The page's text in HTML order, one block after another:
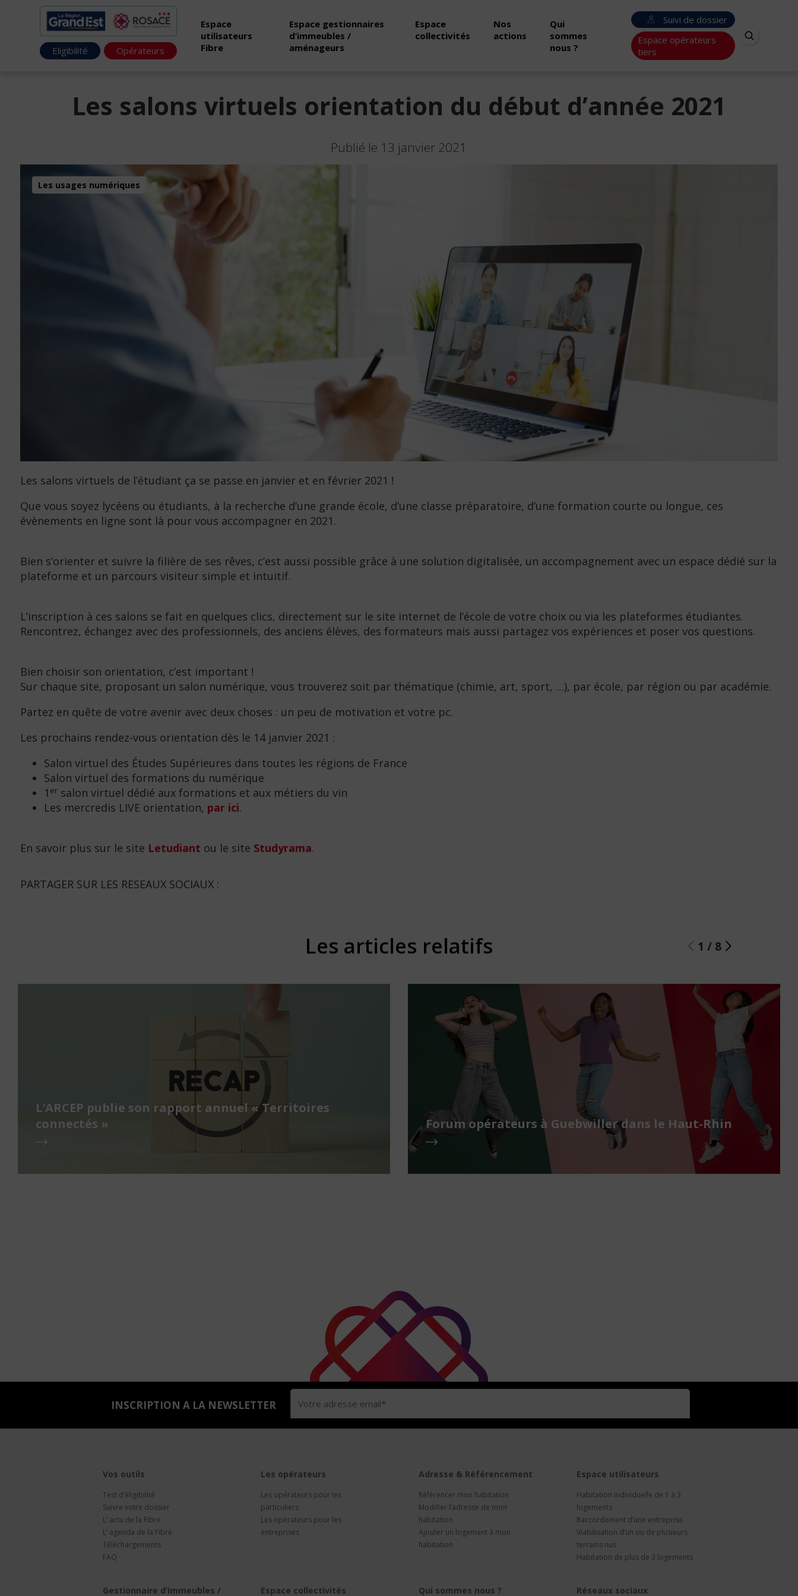
Eligibilité Opérateurs
Espace
utilisateurs
Fibre
Espace gestionnaires
d’immeubles /
aménageurs
Espace
collectivités
Nos
actions
Qui
sommes
nous ?
Suivi de dossier
Espace opérateurs
tiers
Les salons virtuels orientation du début d’année 2021
Publié le 13 janvier 2021
Les usages numériques
Les salons virtuels de l’étudiant ça se passe en janvier et en février 2021 !
Que vous soyez lycéens ou étudiants, à la recherche d’une grande école, d’une classe préparatoire, d’une formation courte ou longue, ces
évènements en ligne sont là pour vous accompagner en 2021.
Bien s’orienter et suivre la filière de ses rêves, c’est aussi possible grâce à une solution digitalisée, un accompagnement avec un espace dédié sur la
plateforme et un parcours visiteur simple et intuitif.
L’inscription à ces salons se fait en quelques clics, directement sur le site internet de l’école de votre choix ou via les plateformes étudiantes.
Rencontrez, échangez avec des professionnels, des anciens élèves, des formateurs mais aussi partagez vos expériences et poser vos questions.
Bien choisir son orientation, c’est important !
Sur chaque site, proposant un salon numérique, vous trouverez soit par thématique (chimie, art, sport, …), par école, par région ou par académie.
Partez en quête de votre avenir avec deux choses : un peu de motivation et votre pc.
Les prochains rendez-vous orientation dès le 14 janvier 2021 :
Salon virtuel des Études Supérieures dans toutes les régions de France
Salon virtuel des formations du numérique
1 ersalon virtuel dédié aux formations et aux métiers du vin
Les mercredis LIVE orientation, par ici.
En savoir plus sur le site Letudiant ou le site Studyrama.
PARTAGER SUR LES RESEAUX SOCIAUX :
Les articles relatifs 1 / 8
L’ARCEP publie son rapport annuel « Territoires
connectés »
Forum opérateurs à Guebwiller dans le Haut-Rhin
INSCRIPTION A LA NEWSLETTER
Vos outils
Test d’éligibilité
Suivre votre dossier
L’ actu de la Fibre
L’ agenda de la Fibre
Téléchargements
FAQ
Les opérateurs
Les opérateurs pour les
particuliers
Les opérateurs pour les
entreprises
Adresse & Référencement
Référencer mon habitation
Modifier l’adresse de mon
habitation
Ajouter un logement à mon
habitation
Espace utilisateurs
Habitation individuelle de 1 à 3
logements
Raccordement d’une entreprise
Viabilisation d’un ou de plusieurs
terrains nus
Habitation de plus de 3 logements
Gestionnaire d’immeubles / Espace collectivités Qui sommes nous ? Réseaux sociaux